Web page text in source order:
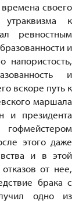
своего
к
ревностным
и
напористость,
и
вскоре путь к
маршала
и президента
этого даже
и в этой
от нее,
брака с
одно из